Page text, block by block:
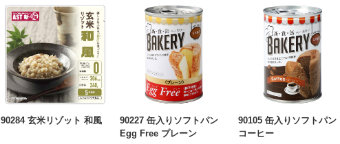
90284 玄米リゾット 和風
90227 缶入りソフトパン
Egg Free プレーン
90105 缶入りソフトパン
コーヒー